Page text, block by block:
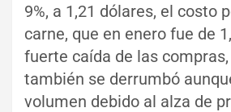
9%, a 1,21 dólares, el costo
carne, que en enero fue de
fuerte caída de las
también se derrumbó
volumen debido al alza de